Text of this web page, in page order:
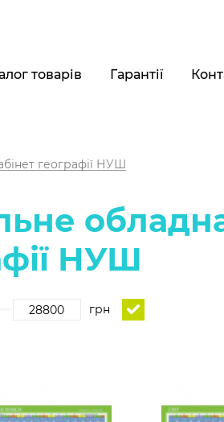
товарів Гарантії
географії НУШ
НУШ
грн